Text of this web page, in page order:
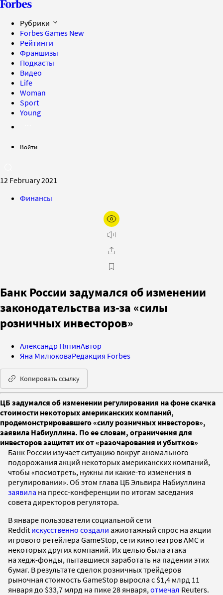
Рубрики
Forbes Games New
Рейтинги
Франшизы
Подкасты
Видео
Life
Woman
Sport
Young
Войти
12 February 2021
Финансы
Банк России задумался об изменении
законодательства из-за «силы
розничных инвесторов»
Александр ПятинАвтор
Яна МилюковаРедакция Forbes
Копировать ссылку
ЦБ задумался об изменении регулирования на фоне скачка
стоимости некоторых американских компаний,
продемонстрировавшего «силу розничных инвесторов»,
заявила Набиуллина. По ее словам, ограничения для
инвесторов защитят их от «разочарования и убытков»
Банк России изучает ситуацию вокруг аномального
подорожания акций некоторых американских компаний,
чтобы «посмотреть, нужны ли какие-то изменения в
регулировании». Об этом глава ЦБ Эльвира Набиуллина
заявила на пресс-конференции по итогам заседания
совета директоров регулятора.
В январе пользователи социальной сети
Reddit искусственно создали ажиотажный спрос на акции
игрового ретейлера GameStop, сети кинотеатров AMC и
некоторых других компаний. Их целью была атака
на хедж-фонды, пытавшиеся заработать на падении этих
бумаг. В результате сделок розничных трейдеров
рыночная стоимость GameStop выросла с $1,4 млрд 11
января до $33,7 млрд на пике 28 января, отмечал Reuters.